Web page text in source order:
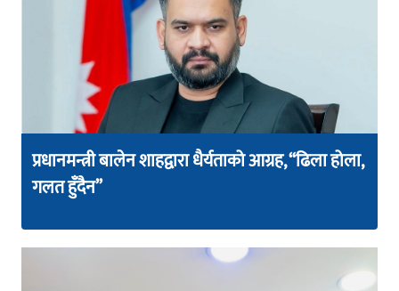
प्रधानमन्त्री बालेन शाहद्वारा धैर्यताको आग्रह, “ढिला होला,
गलत हुँदैन”